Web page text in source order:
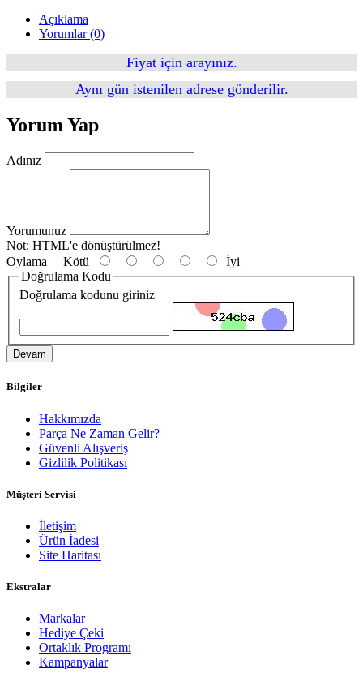
Açıklama
Yorumlar (0)
Fiyat için arayınız.
Aynı gün istenilen adrese gönderilir.
Yorum Yap
Adınız
Yorumunuz
Not: HTML'e dönüştürülmez!
Oylama Kötü
İyi
Doğrulama Kodu
Doğrulama kodunu giriniz
Devam
Bilgiler
Hakkımızda
Parça Ne Zaman Gelir?
Güvenli Alışveriş
Gizlilik Politikası
Müşteri Servisi
İletişim
Ürün İadesi
Site Haritası
Ekstralar
Markalar
Hediye Çeki
Ortaklık Programı
Kampanyalar